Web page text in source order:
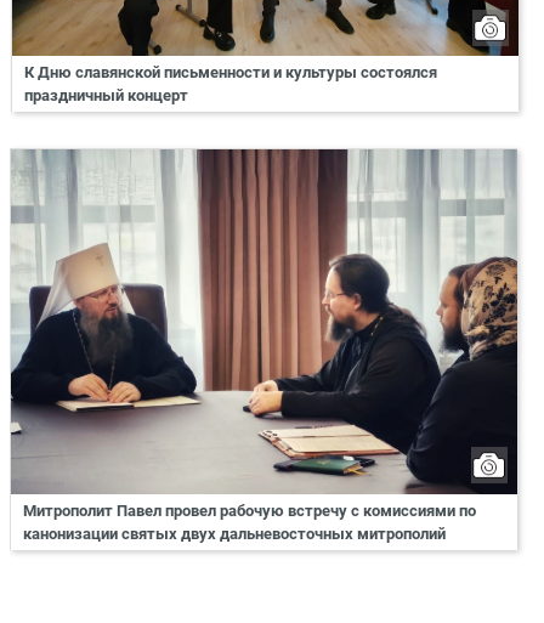
К Дню славянской письменности и культуры состоялся
праздничный концерт
Митрополит Павел провел рабочую встречу с комиссиями по
канонизации святых двух дальневосточных митрополий